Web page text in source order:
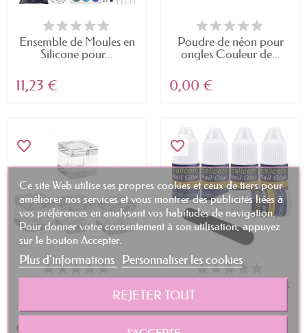
Ensemble de Moules en
Silicone pour...
11,23 €
Poudre de néon pour
ongles Couleur de...
0,00 €
favorite_border
Stockage Support...
60,75 €
favorite_border
5 Pcs 3g Colle à Ongles
Colle dOngle...
5,49 €
Ce site Web utilise ses propres cookies et ceux de tiers pour
améliorer nos services et vous montrer des publicités liées à
vos préférences en analysant vos habitudes de navigation.
Pour donner votre consentement à son utilisation, appuyez
sur le bouton Accepter.
Plus d'informations Personnaliser les cookies
REJETER TOUT